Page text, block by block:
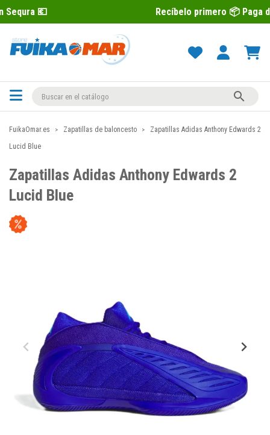
Recíbelo primero 📦 Paga después con

FuikaOmar.es Zapatillas de baloncesto
Zapatillas Adidas Anthony Edwards 2
Lucid Blue
Zapatillas Adidas Anthony Edwards 2
Lucid Blue